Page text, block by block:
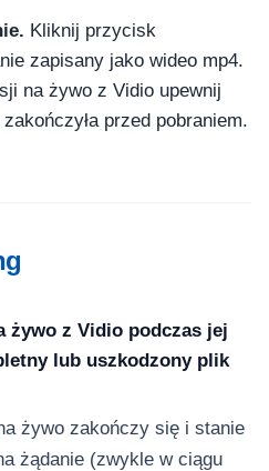
Kliknij przycisk
zapisany jako wideo mp4.
na żywo z Vidio upewnij
przed pobraniem.
żywo z Vidio podczas jej
lub uszkodzony plik
żywo zakończy się i stanie
żądanie (zwykle w ciągu